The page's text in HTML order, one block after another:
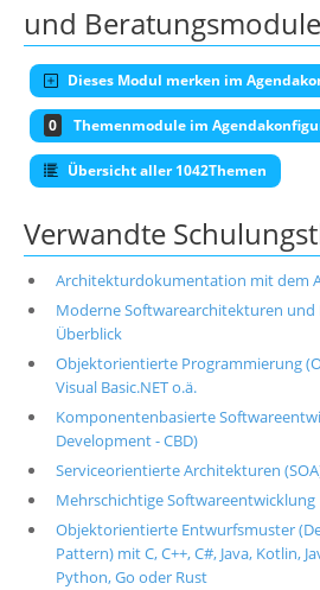
und Beratungsmodule
Dieses Modul merken im
0 Themenmodule im
Übersicht aller 1042Themen
Verwandte
Architekturdokumentation mit dem
Moderne Softwarearchitekturen
Überblick
Objektorientierte Programmierung
Visual Basic.NET o.ä.
Komponentenbasierte
Development - CBD)
Serviceorientierte Architekturen
Mehrschichtige Softwareentwicklung
Objektorientierte Entwurfsmuster
Pattern) mit C, C++, C#, Java, Kotlin,
Python, Go oder Rust